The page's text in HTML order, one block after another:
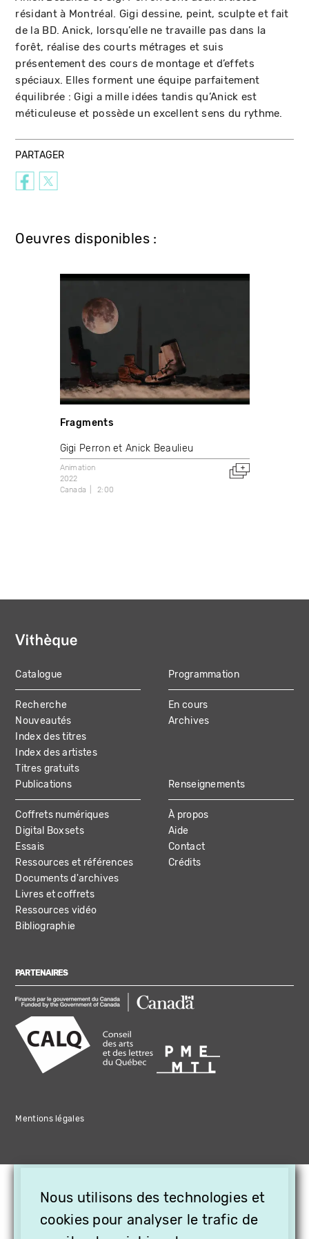
résidant à Montréal. Gigi dessine, peint, sculpte et fait
de la BD. Anick, lorsqu’elle ne travaille pas dans la
forêt, réalise des courts métrages et suis
présentement des cours de montage et d’effets
spéciaux. Elles forment une équipe parfaitement
équilibrée : Gigi a mille idées tandis qu’Anick est
méticuleuse et possède un excellent sens du rythme.
PARTAGER
Oeuvres disponibles :
Fragments
Gigi Perron et Anick Beaulieu
Animation
2022
Canada
2:00
MAIN
NAVIGATION
Catalogue
Recherche
Nouveautés
Index des titres
Index des artistes
Titres gratuits
Programmation
En cours
Archives
Publications
Coffrets numériques
Digital Boxsets
Essais
Ressources et références
Documents d'archives
Livres et coffrets
Ressources vidéo
Bibliographie
Renseignements
À propos
Aide
Contact
Crédits
PARTENAIRES
Mentions légales
Nous utilisons des technologies et
cookies pour analyser le trafic de
OFFREZ LA VIDÉO EN
CADEAU, ABONNEZ VOS